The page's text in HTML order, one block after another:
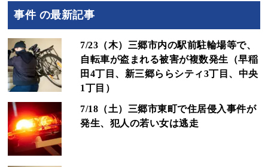
事件 の最新記事
7/23（木）三郷市内の駅前駐輪場等で、
自転車が盗まれる被害が複数発生（早稲
田4丁目、新三郷ららシティ3丁目、中央
1丁目）
7/18（土）三郷市東町で住居侵入事件が
発生、犯人の若い女は逃走